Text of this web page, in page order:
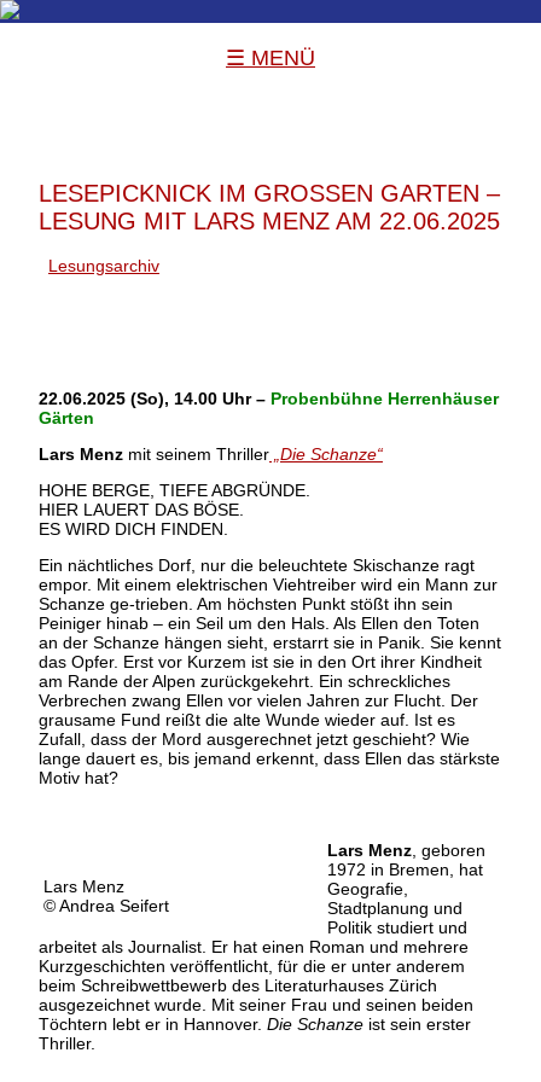
☰ MENÜ
LESEPICKNICK IM GROSSEN GARTEN –
LESUNG MIT LARS MENZ AM 22.06.2025
Lesungsarchiv
22.06.2025 (So), 14.00 Uhr – Probenbühne Herrenhäuser
Gärten
Lars Menz mit seinem Thriller „Die Schanze“
HOHE BERGE, TIEFE ABGRÜNDE.
HIER LAUERT DAS BÖSE.
ES WIRD DICH FINDEN.
Ein nächtliches Dorf, nur die beleuchtete Skischanze ragt
empor. Mit einem elektrischen Viehtreiber wird ein Mann zur
Schanze ge-trieben. Am höchsten Punkt stößt ihn sein
Peiniger hinab – ein Seil um den Hals. Als Ellen den Toten
an der Schanze hängen sieht, erstarrt sie in Panik. Sie kennt
das Opfer. Erst vor Kurzem ist sie in den Ort ihrer Kindheit
am Rande der Alpen zurückgekehrt. Ein schreckliches
Verbrechen zwang Ellen vor vielen Jahren zur Flucht. Der
grausame Fund reißt die alte Wunde wieder auf. Ist es
Zufall, dass der Mord ausgerechnet jetzt geschieht? Wie
lange dauert es, bis jemand erkennt, dass Ellen das stärkste
Motiv hat?
Lars Menz
© Andrea Seifert
Lars Menz , geboren
1972 in Bremen, hat
Geografie,
Stadtplanung und
Politik studiert und
arbeitet als Journalist. Er hat einen Roman und mehrere
Kurzgeschichten veröffentlicht, für die er unter anderem
beim Schreibwettbewerb des Literaturhauses Zürich
ausgezeichnet wurde. Mit seiner Frau und seinen beiden
Töchtern lebt er in Hannover. Die Schanze ist sein erster
Thriller.